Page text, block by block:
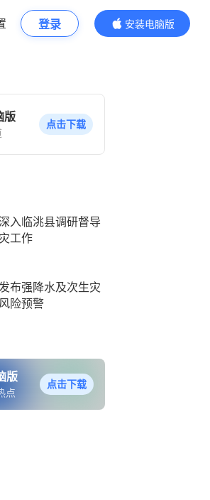
登录
安装电脑版
内容更精彩
版 点击下载
入临洮县调研督导
工作
布强降水及次生灾
险预警
版
点
点击下载